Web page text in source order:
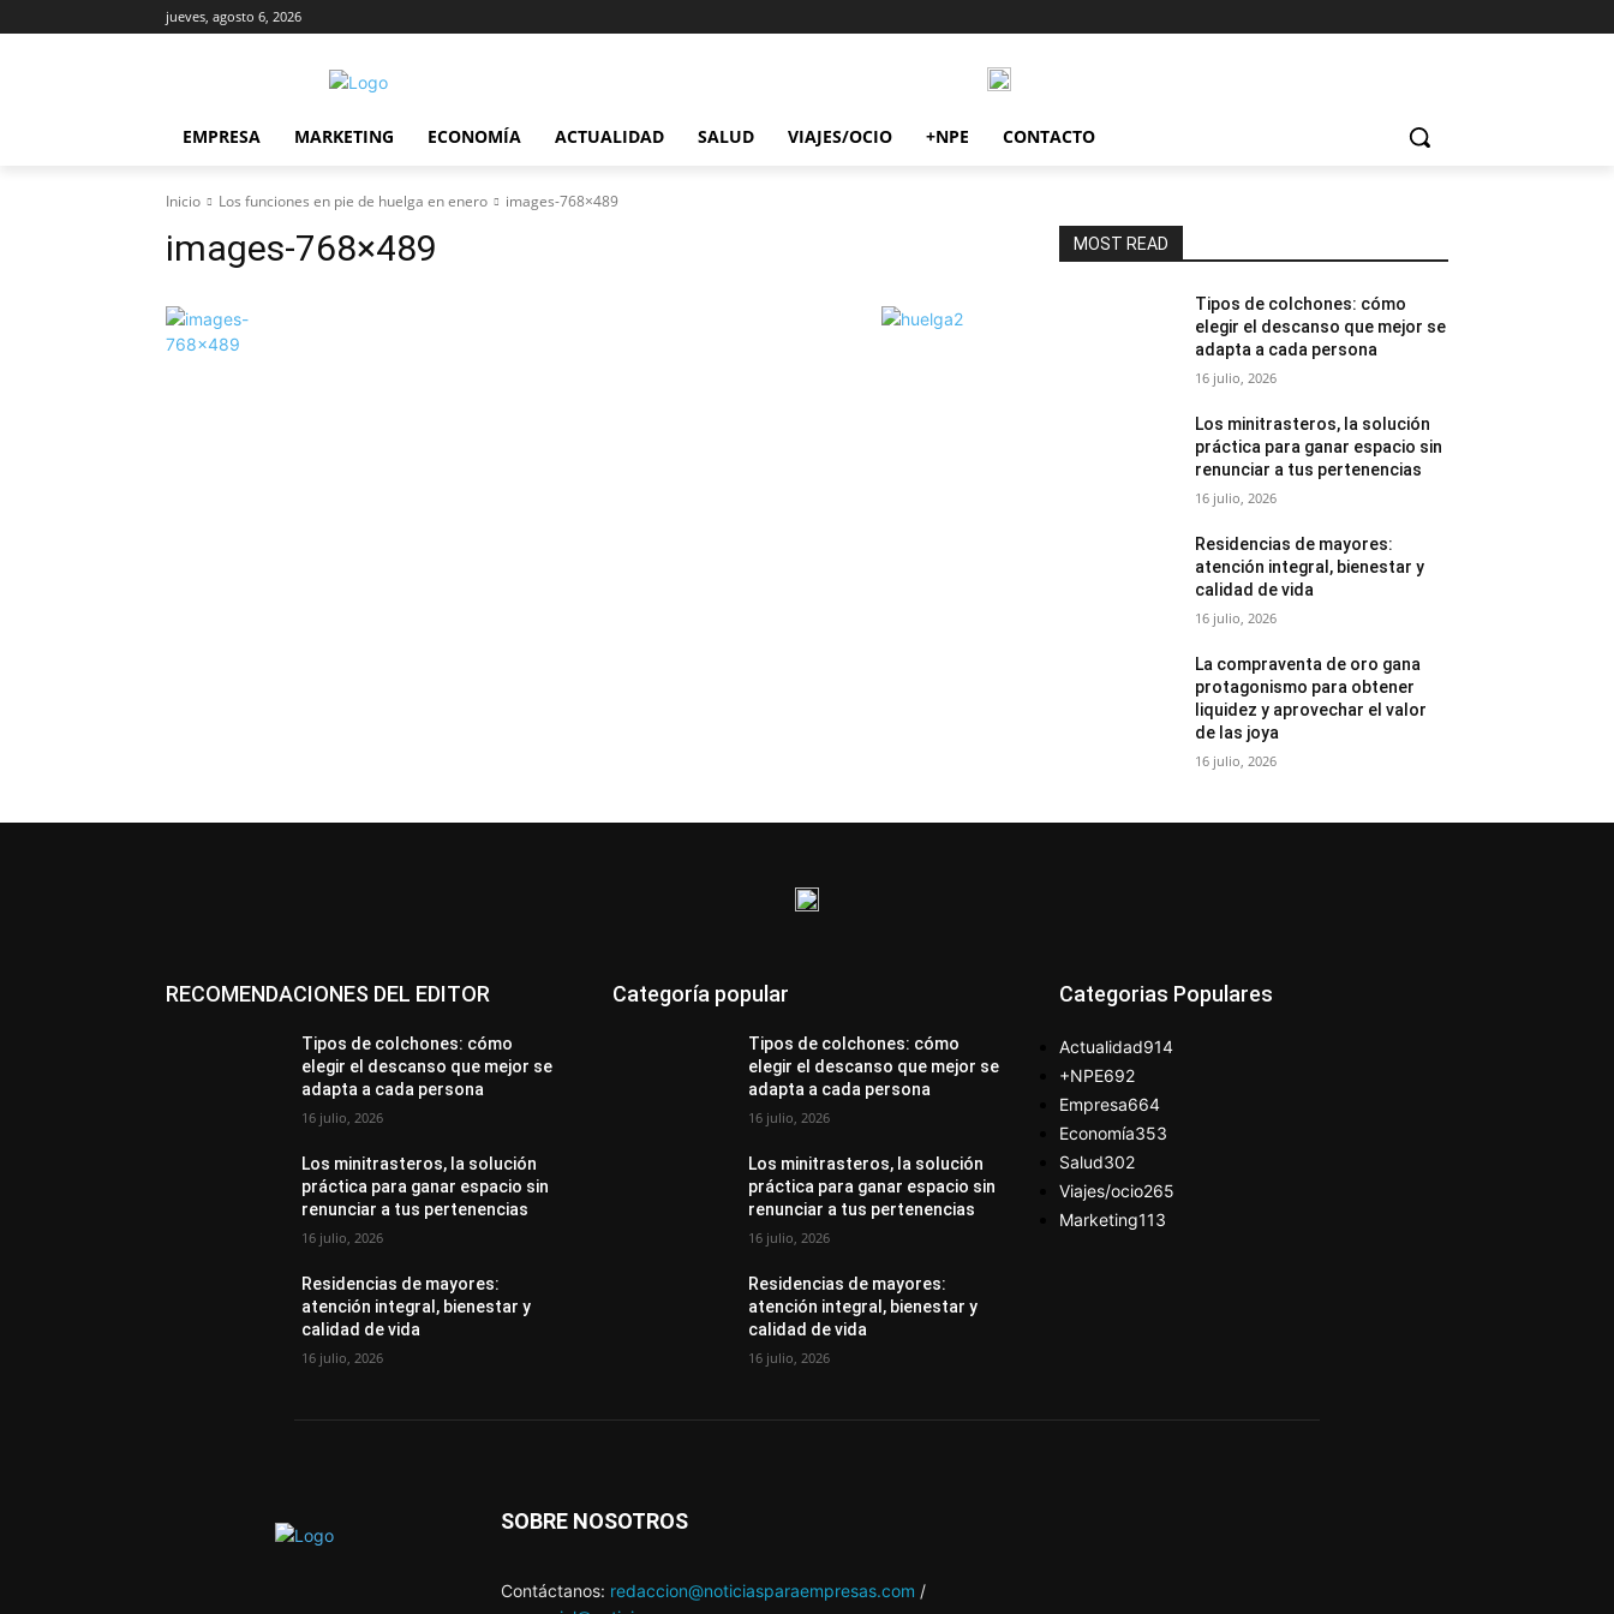
jueves, agosto 6, 2026
EMPRESA MARKETING ECONOMÍA ACTUALIDAD SALUD VIAJES/OCIO +NPE CONTACTO
Inicio Los funciones en pie de huelga en enero images-768×489
images-768×489 MOST READ
Tipos de colchones: cómo
elegir el descanso que mejor se
adapta a cada persona
16 julio, 2026
Los minitrasteros, la solución
práctica para ganar espacio sin
renunciar a tus pertenencias
16 julio, 2026
Residencias de mayores:
atención integral, bienestar y
calidad de vida
16 julio, 2026
La compraventa de oro gana
protagonismo para obtener
liquidez y aprovechar el valor
de las joya
16 julio, 2026
RECOMENDACIONES DEL EDITOR
Tipos de colchones: cómo
elegir el descanso que mejor se
adapta a cada persona
16 julio, 2026
Los minitrasteros, la solución
práctica para ganar espacio sin
renunciar a tus pertenencias
16 julio, 2026
Residencias de mayores:
atención integral, bienestar y
calidad de vida
16 julio, 2026
Categoría popular
Tipos de colchones: cómo
elegir el descanso que mejor se
adapta a cada persona
16 julio, 2026
Los minitrasteros, la solución
práctica para ganar espacio sin
renunciar a tus pertenencias
16 julio, 2026
Residencias de mayores:
atención integral, bienestar y
calidad de vida
16 julio, 2026
Categorias Populares
Actualidad914
+NPE692
Empresa664
Economía353
Salud302
Viajes/ocio265
Marketing113
SOBRE NOSOTROS
Contáctanos: redaccion@noticiasparaempresas.com /